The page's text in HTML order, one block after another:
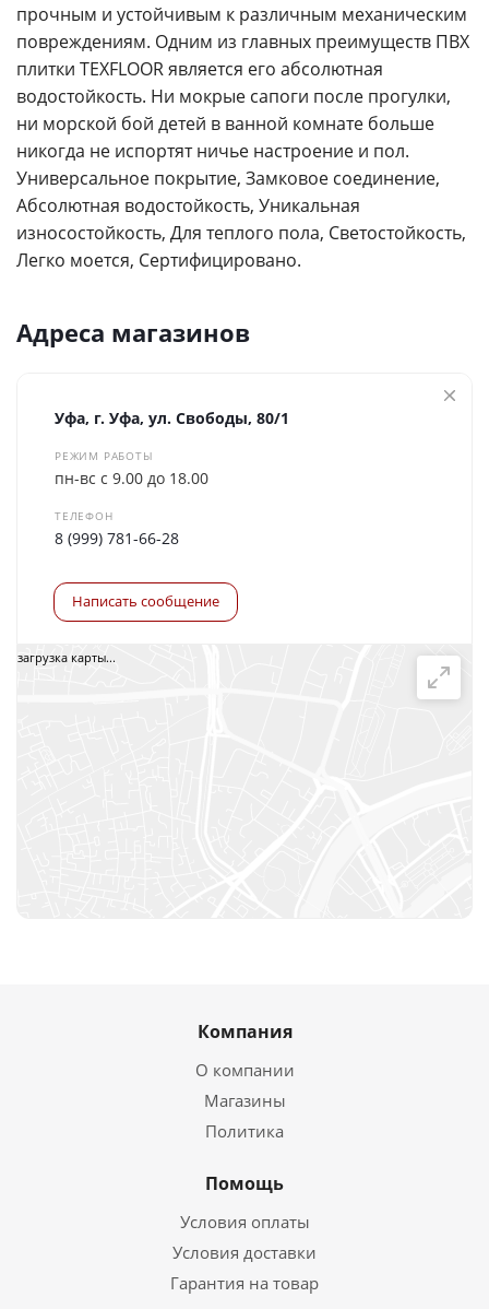
прочным и устойчивым к различным механическим
повреждениям. Одним из главных преимуществ ПВХ
плитки TEXFLOOR является его абсолютная
водостойкость. Ни мокрые сапоги после прогулки,
ни морской бой детей в ванной комнате больше
никогда не испортят ничье настроение и пол.
Универсальное покрытие, Замковое соединение,
Абсолютная водостойкость, Уникальная
износостойкость, Для теплого пола, Светостойкость,
Легко моется, Сертифицировано.
Адреса магазинов
Уфа, г. Уфа, ул. Свободы, 80/1
РЕЖИМ РАБОТЫ
пн-вс с 9.00 до 18.00
ТЕЛЕФОН
8 (999) 781-66-28
Написать сообщение
загрузка карты...
Компания
О компании
Магазины
Политика
Помощь
Условия оплаты
Условия доставки
Гарантия на товар